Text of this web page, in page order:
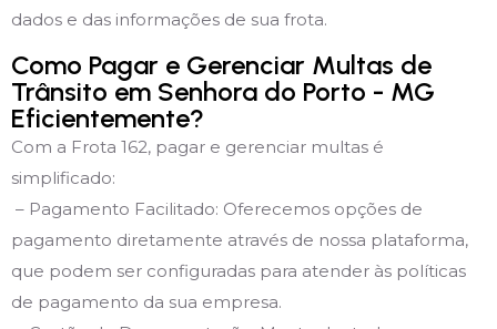
dados e das informações de sua frota.
Como Pagar e Gerenciar Multas de
Trânsito em Senhora do Porto - MG
Eficientemente?
Com a Frota 162, pagar e gerenciar multas é
simplificado:
– Pagamento Facilitado: Oferecemos opções de
pagamento diretamente através de nossa plataforma,
que podem ser configuradas para atender às políticas
de pagamento da sua empresa.